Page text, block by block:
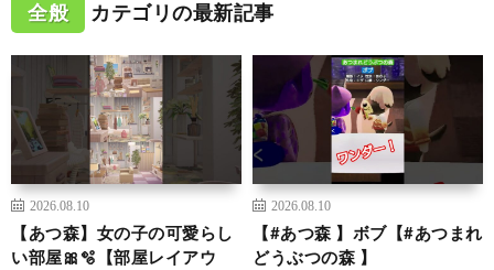
全般 カテゴリの最新記事
2026.08.10
【あつ森】女の子の可愛らし
い部屋🎀🫧【部屋レイアウ
2026.08.10
【#あつ森 】ボブ【#あつまれ
どうぶつの森 】